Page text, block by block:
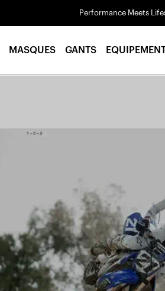
Performance Meets
MASQUES GANTS